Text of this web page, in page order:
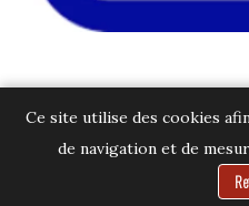
Ce site utilise des cookies
de navigation et de